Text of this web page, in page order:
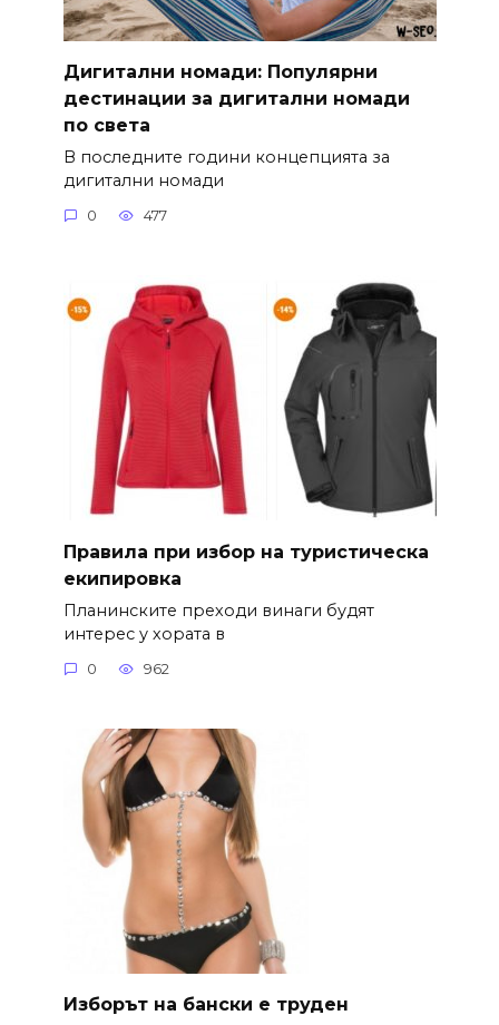
Дигитални номади: Популярни
дестинации за дигитални номади
по света
В последните години концепцията за
дигитални номади
0 477
Правила при избор на туристическа
екипировка
Планинските преходи винаги будят
интерес у хората в
0 962
Изборът на бански е труден